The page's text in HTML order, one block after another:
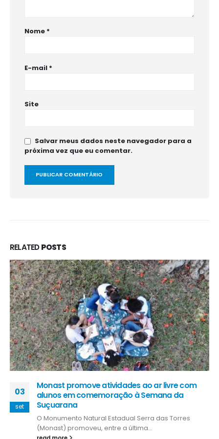
Nome *
E-mail *
Site
Salvar meus dados neste navegador para a
próxima vez que eu comentar.
RELATEDPOSTS
24
mar
Proposta atualiza política de cooperativismo
Deputado Allan Ferreira afirma que mudanças
buscam modernizar e desburocratizar lei
estadual sobre atividade cooperativista
Tramita na Assembleia Legislativa o Projeto de Lei (PL)